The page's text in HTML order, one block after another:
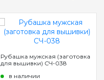
Рубашка мужская (заготовка
для вышивки) СЧ-038
в наличии